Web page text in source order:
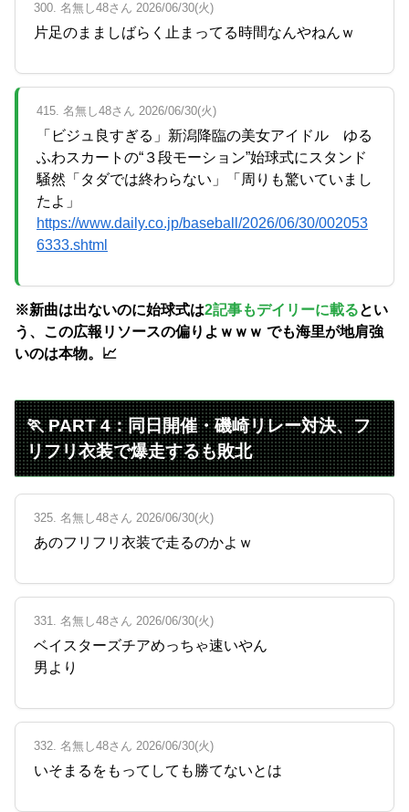
300. 名無し48さん 2026/06/30(火)
片足のまましばらく止まってる時間なんやねんｗ
415. 名無し48さん 2026/06/30(火)
「ビジュ良すぎる」新潟降臨の美女アイドル ゆる
ふわスカートの“３段モーション”始球式にスタンド
騒然「タダでは終わらない」「周りも驚いていまし
たよ」
https://www.daily.co.jp/baseball/2026/06/30/002053
6333.shtml
※新曲は出ないのに始球式は2記事もデイリーに載るとい
う、この広報リソースの偏りよｗｗｗ でも海里が地肩強
いのは本物。📈
🏃 PART 4：同日開催・磯崎リレー対決、フ
リフリ衣装で爆走するも敗北
325. 名無し48さん 2026/06/30(火)
あのフリフリ衣装で走るのかよｗ
331. 名無し48さん 2026/06/30(火)
ベイスターズチアめっちゃ速いやん
男より
332. 名無し48さん 2026/06/30(火)
いそまるをもってしても勝てないとは